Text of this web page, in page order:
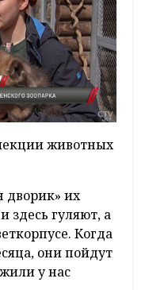
животных
их
здесь гуляют, а
Когда
они пойдут
у нас